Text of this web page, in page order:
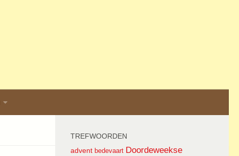
TREFWOORDEN
advent bedevaart Doordeweekse